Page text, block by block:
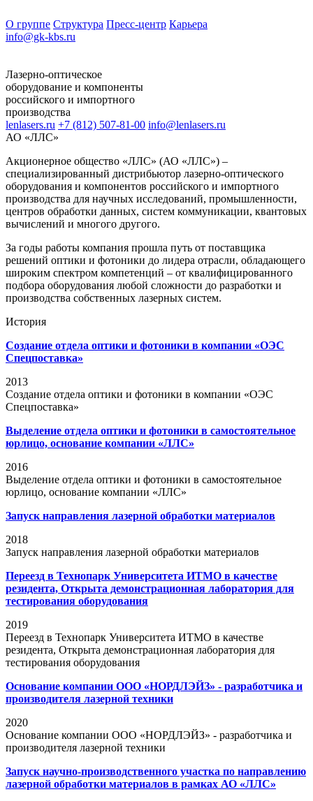
О группе Структура Пресс-центр Карьера
info@gk-kbs.ru
Лазерно-оптическое
оборудование и компоненты
российского и импортного
производства
lenlasers.ru +7 (812) 507-81-00 info@lenlasers.ru
АО «ЛЛС»
Акционерное общество «ЛЛС» (АО «ЛЛС») –
специализированный дистрибьютор лазерно-оптического
оборудования и компонентов российского и импортного
производства для научных исследований, промышленности,
центров обработки данных, систем коммуникации, квантовых
вычислений и многого другого.
За годы работы компания прошла путь от поставщика
решений оптики и фотоники до лидера отрасли, обладающего
широким спектром компетенций – от квалифицированного
подбора оборудования любой сложности до разработки и
производства собственных лазерных систем.
История
Создание отдела оптики и фотоники в компании «ОЭС
Спецпоставка»
2013
Создание отдела оптики и фотоники в компании «ОЭС
Спецпоставка»
Выделение отдела оптики и фотоники в самостоятельное
юрлицо, основание компании «ЛЛС»
2016
Выделение отдела оптики и фотоники в самостоятельное
юрлицо, основание компании «ЛЛС»
Запуск направления лазерной обработки материалов
2018
Запуск направления лазерной обработки материалов
Переезд в Технопарк Университета ИТМО в качестве
резидента, Открыта демонстрационная лаборатория для
тестирования оборудования
2019
Переезд в Технопарк Университета ИТМО в качестве
резидента, Открыта демонстрационная лаборатория для
тестирования оборудования
Основание компании ООО «НОРДЛЭЙЗ» - разработчика и
производителя лазерной техники
2020
Основание компании ООО «НОРДЛЭЙЗ» - разработчика и
производителя лазерной техники
Запуск научно-производственного участка по направлению
лазерной обработки материалов в рамках АО «ЛЛС»